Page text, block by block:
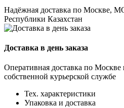
Надёжная доставка по Москве,
Республики Казахстан
Доставка в день заказа
Оперативная доставка по
собственной курьерской службе
Тех. характеристики
Упаковка и доставка